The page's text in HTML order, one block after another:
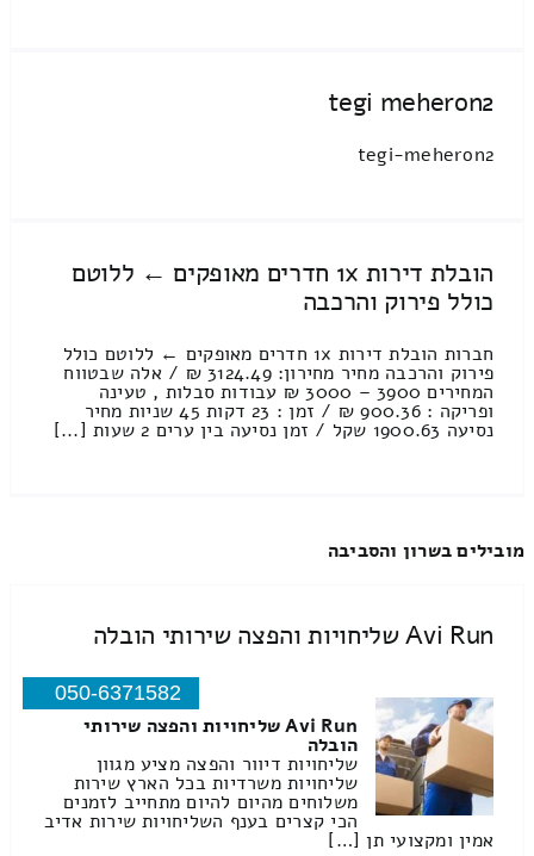
tegi meheron2
tegi-meheron2
הובלת דירות 1x חדרים מאופקים ← ללוטם
כולל פירוק והרכבה
חברות הובלת דירות 1x חדרים מאופקים ← ללוטם כולל
פירוק והרכבה מחיר מחירון: 3124.49 ₪ / אלה שבטווח
המחירים 3900 – 3000 ₪ עבודות סבלות , טעינה
ופריקה : 900.36 ₪ / זמן : 23 דקות 45 שניות מחיר
נסיעה 1900.63 שקל / זמן נסיעה בין ערים 2 שעות [...]
מובילים בשרון והסביבה
Avi Run שליחויות והפצה שירותי הובלה
050-6371582
Avi Run שליחויות והפצה שירותי
הובלה
שליחויות דיוור והפצה מציע מגוון
שליחויות משרדיות בכל הארץ שירות
משלוחים מהיום להיום מתחייב לזמנים
הכי קצרים בענף השליחויות שירות אדיב
אמין ומקצועי תן […]